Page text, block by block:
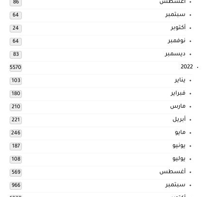
أغسطس 86
سبتمبر 64
أكتوبر 24
نوفمبر 64
ديسمبر 83
2022
5570
يناير 103
فبراير 180
مارس 210
أبريل 221
مايو 246
يونيو 187
يوليو 108
أغسطس 569
سبتمبر 966